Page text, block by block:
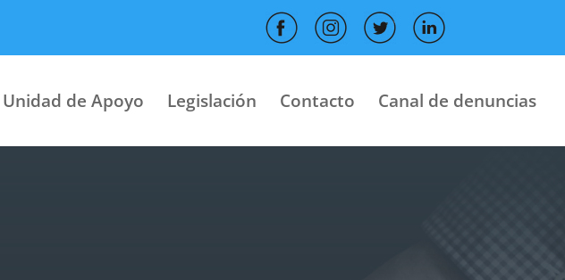
Unidad de Apoyo Legislación Contacto Canal de denuncias